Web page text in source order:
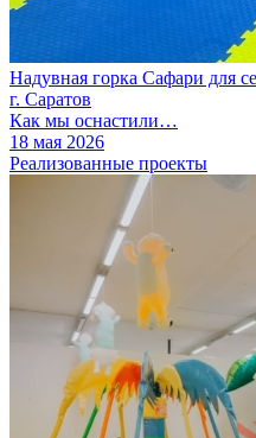
Надувная горка Сафари для
г. Саратов
Как мы оснастили…
18 мая 2026
Реализованные проекты